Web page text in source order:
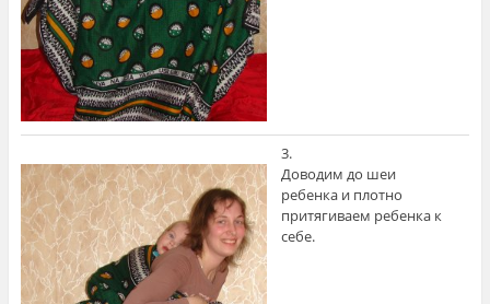
3.
Доводим до шеи
ребенка и плотно
притягиваем ребенка к
себе.